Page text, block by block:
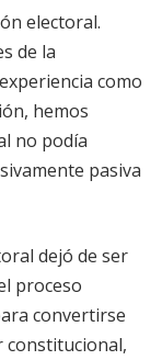
electoral.
de la
como
hemos
no podía
pasiva
dejó de ser
proceso
convertirse
constitucional,